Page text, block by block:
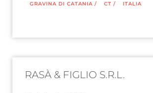
GRAVINA DI CATANIA / CT / ITALIA
RASÀ & FIGLIO S.R.L.